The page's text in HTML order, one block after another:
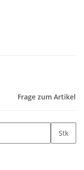
Frage zum Artikel
Stk